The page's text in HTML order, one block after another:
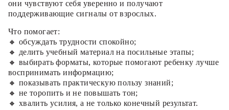
они чувствуют себя уверенно и получают
поддерживающие сигналы от взрослых.
Что помогает:
🔸 обсуждать трудности спокойно;
🔸 делить учебный материал на посильные этапы;
🔸 выбирать форматы, которые помогают ребенку лучше
воспринимать информацию;
🔸 показывать практическую пользу знаний;
🔸 не торопить и не повышать тон;
🔸 хвалить усилия, а не только конечный результат.